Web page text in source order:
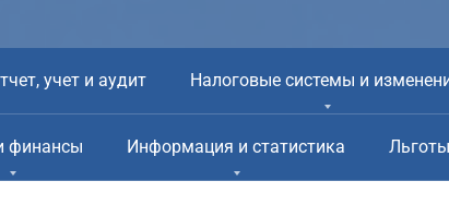
учет и аудит Налоговые системы и
финансы Информация и статистика